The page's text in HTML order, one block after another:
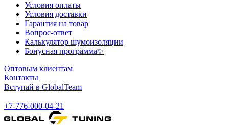
Условия оплаты
Условия доставки
Гарантия на товар
Вопрос-ответ
Калькулятор шумоизоляции
Бонусная программа✨
Оптовым клиентам
Контакты
Вступай в GlobalTeam
+7-776-000-04-21